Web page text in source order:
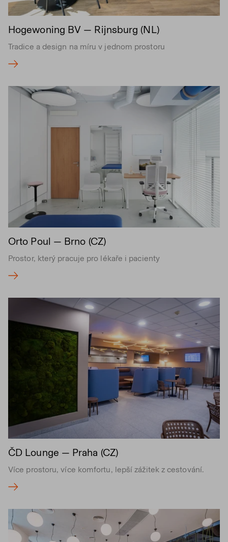
Hogewoning BV — Rijnsburg (NL)
Tradice a design na míru v jednom prostoru
Orto Poul — Brno (CZ)
Prostor, který pracuje pro lékaře i pacienty
ČD Lounge — Praha (CZ)
Více prostoru, více komfortu, lepší zážitek z cestování.